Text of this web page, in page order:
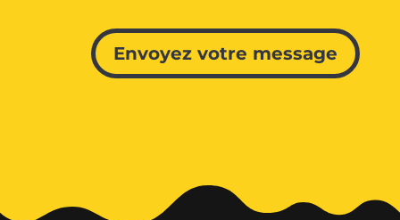
Envoyez votre message